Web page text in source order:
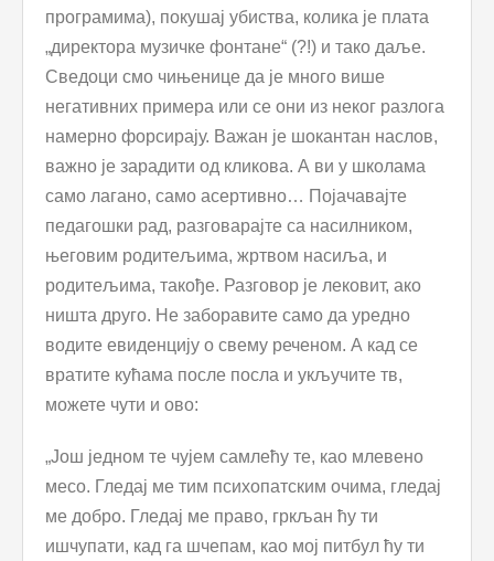
програмима), покушај убиства, колика је плата
„директора музичке фонтане“ (?!) и тако даље.
Сведоци смо чињенице да је много више
негативних примера или се они из неког разлога
намерно форсирају. Важан је шокантан наслов,
важно је зарадити од кликова. А ви у школама
само лагано, само асертивно… Појачавајте
педагошки рад, разговарајте са насилником,
његовим родитељима, жртвом насиља, и
родитељима, такође. Разговор је лековит, ако
ништа друго. Не заборавите само да уредно
водите евиденцију о свему реченом. А кад се
вратите кућама после посла и укључите тв,
можете чути и ово:
„Још једном те чујем самлећу те, као млевено
месо. Гледај ме тим психопатским очима, гледај
ме добро. Гледај ме право, гркљан ћу ти
ишчупати, кад га шчепам, као мој питбул ћу ти